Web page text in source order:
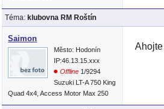
Téma: klubovna RM Roštín
Saimon
Město: Hodonín
IP:46.13.15.xxx
Offline 1/9294
Suzuki LT-A 750 King
Quad 4x4, Access Motor Max 250